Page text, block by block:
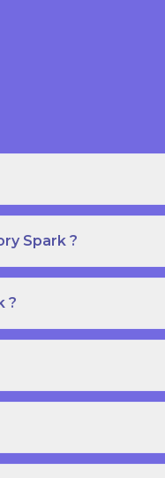
Spark ?
?